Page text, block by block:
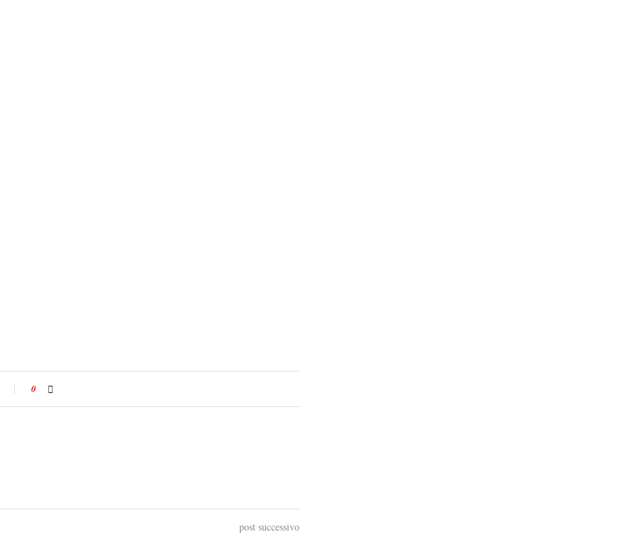
0
post successivo